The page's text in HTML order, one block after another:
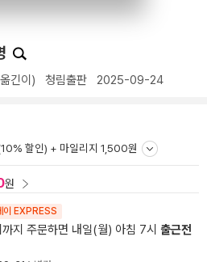
긴이) 청림출판 2025-09-24
할인) + 마일리지 1,500원
원
이 EXPRESS
지 주문하면 내일(월) 아침 7시 출근전